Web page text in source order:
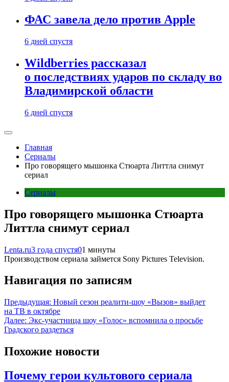
ФАС завела дело против Apple
6 дней спустя
Wildberries рассказал
о последствиях ударов по складу во
Владимирской области
6 дней спустя
Главная
Сериалы
Про говорящего мышонка Стюарта Литтла снимут
сериал
Сериалы
Про говорящего мышонка Стюарта
Литтла снимут сериал
Lenta.ru3 года спустя01 минуты
Производством сериала займется Sony Pictures Television.
Навигация по записям
Предыдущая: Новый сезон реалити-шоу «Вызов» выйдет
на ТВ в октябре
Далее: Экс-участница шоу «Голос» вспомнила о просьбе
Градского раздеться
Похожие новости
Почему герои культового сериала